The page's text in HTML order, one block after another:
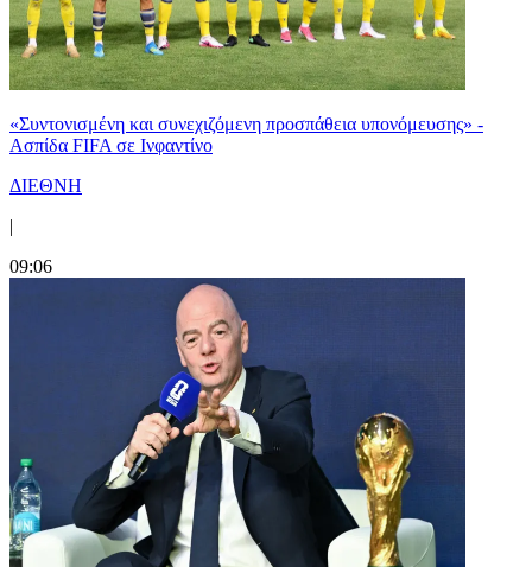
«Συντονισμένη και συνεχιζόμενη προσπάθεια υπονόμευσης» -
Ασπίδα FIFA σε Ινφαντίνο
ΔΙΕΘΝΗ
|
09:06